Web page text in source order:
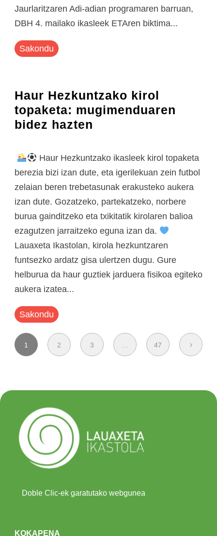
Jaurlaritzaren Adi-adian programaren barruan,
DBH 4. mailako ikasleek ETAren biktima...
Sakondu
Haur Hezkuntzako kirol
topaketa: mugimenduaren
bidez hazten
Haur Hezkuntzako ikasleek kirol topaketa
berezia bizi izan dute, eta igerilekuan zein futbol
zelaian beren trebetasunak erakusteko aukera
izan dute. Gozatzeko, partekatzeko, norbere
burua gainditzeko eta txikitatik kirolaren balioa
ezagutzen jarraitzeko eguna izan da.
Lauaxeta Ikastolan, kirola hezkuntzaren
funtsezko ardatz gisa ulertzen dugu. Gure
helburua da haur guztiek jarduera fisikoa egiteko
aukera izatea...
Sakondu
1 2 3 47
Doble Clic-ek garatutako webgunea
KOKAPENA